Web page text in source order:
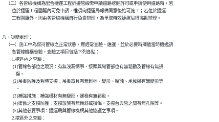
    （二）各管線機構為配合捷運工程拆遷管線需申請道路挖掘許可或申請使用道路時，若
          位於捷運工程圍籬內可免申請，惟須向捷運局報備同意後始可施工；若位於捷運
          工程圍籬外，則由各管線機構自行負責辦理，為爭取時效捷運局得協助辦理。
八、災變處理：
    （一）施工中為保持管線之正常狀態，應經常查驗、維護，並於必要時擇適當時機邀請
          各管線機構會驗。查驗之項目包括下列各點：
          1.挖區內之查驗：
           (1)管線各部位之現況：有無洩漏情事、接頭與彎管部位有無鬆動及管線有無損
              傷。
           (2)吊掛防護及暫時支撐：吊掛器具有無鬆弛、變形、腐蝕、承載樑有無變形等
              。
           (3)補強措施：補強構材有無變形，螺栓有無鬆動。
           (4)復舊之支撐防護：支撐設施有無傾斜或損傷，支撐台與管之間有無孔隙等。
           (5)其他必要事項：捷運局與管線機構其他協議之事項。
          2.挖區外之查驗：